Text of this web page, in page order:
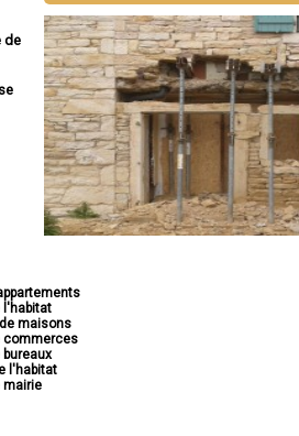
de
l'habitat
maisons
commerces
bureaux
l'habitat
mairie